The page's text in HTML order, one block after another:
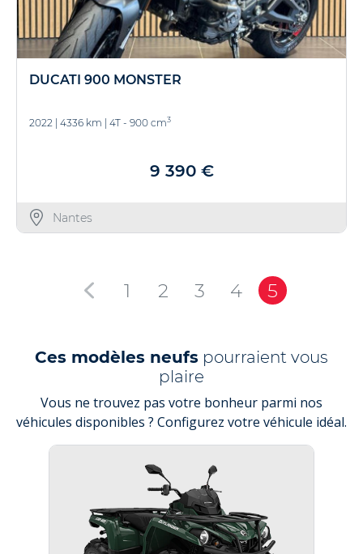
DUCATI 900 MONSTER
2022 | 4336 km | 4T - 900 cm3
9 390 €
Nantes
1 2 3 4 5
Ces modèles neufs pourraient vous
plaire
Vous ne trouvez pas votre bonheur parmi nos
véhicules disponibles ? Configurez votre véhicule idéal.